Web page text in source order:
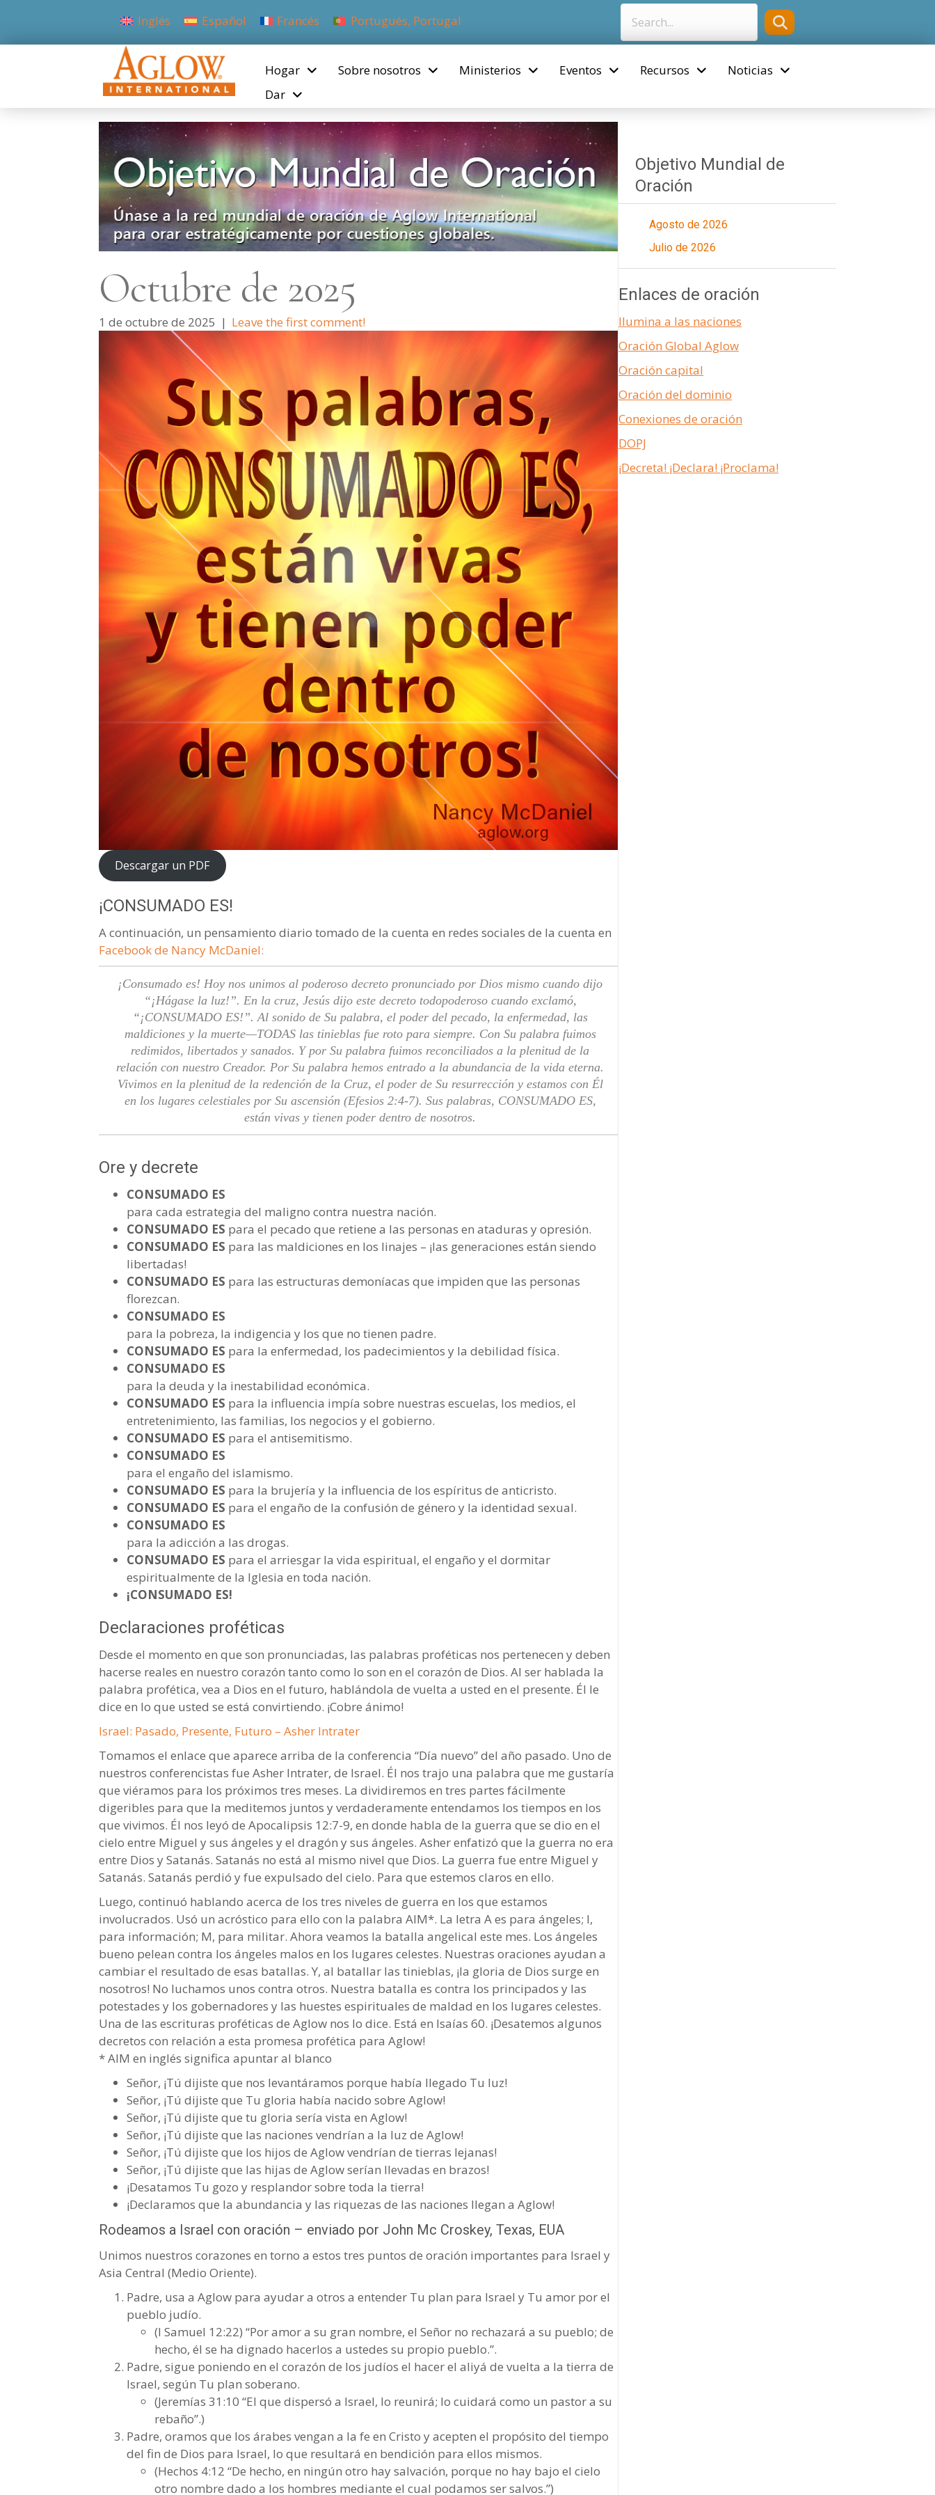
Inglés Español Francés Portugués, Portugal
Hogar Sobre nosotros Ministerios Eventos Recursos
Noticias
Dar
Octubre de 2025
1 de octubre de 2025 | Leave the first comment!
Descargar un PDF
¡CONSUMADO ES!
A continuación, un pensamiento diario tomado de la cuenta en redes sociales de la cuenta en
Facebook de Nancy McDaniel:
¡Consumado es! Hoy nos unimos al poderoso decreto pronunciado por Dios mismo cuando dijo
“¡Hágase la luz!”. En la cruz, Jesús dijo este decreto todopoderoso cuando exclamó,
“¡CONSUMADO ES!”. Al sonido de Su palabra, el poder del pecado, la enfermedad, las
maldiciones y la muerte—TODAS las tinieblas fue roto para siempre. Con Su palabra fuimos
redimidos, libertados y sanados. Y por Su palabra fuimos reconciliados a la plenitud de la
relación con nuestro Creador. Por Su palabra hemos entrado a la abundancia de la vida eterna.
Vivimos en la plenitud de la redención de la Cruz, el poder de Su resurrección y estamos con Él
en los lugares celestiales por Su ascensión (Efesios 2:4-7). Sus palabras, CONSUMADO ES,
están vivas y tienen poder dentro de nosotros.
Ore y decrete
CONSUMADO ES
para cada estrategia del maligno contra nuestra nación.
CONSUMADO ES para el pecado que retiene a las personas en ataduras y opresión.
CONSUMADO ES para las maldiciones en los linajes – ¡las generaciones están siendo
libertadas!
CONSUMADO ES para las estructuras demoníacas que impiden que las personas
florezcan.
CONSUMADO ES
para la pobreza, la indigencia y los que no tienen padre.
CONSUMADO ES para la enfermedad, los padecimientos y la debilidad física.
CONSUMADO ES
para la deuda y la inestabilidad económica.
CONSUMADO ES para la influencia impía sobre nuestras escuelas, los medios, el
entretenimiento, las familias, los negocios y el gobierno.
CONSUMADO ES para el antisemitismo.
CONSUMADO ES
para el engaño del islamismo.
CONSUMADO ES para la brujería y la influencia de los espíritus de anticristo.
CONSUMADO ES para el engaño de la confusión de género y la identidad sexual.
CONSUMADO ES
para la adicción a las drogas.
CONSUMADO ES para el arriesgar la vida espiritual, el engaño y el dormitar
espiritualmente de la Iglesia en toda nación.
¡CONSUMADO ES!
Declaraciones proféticas
Desde el momento en que son pronunciadas, las palabras proféticas nos pertenecen y deben
hacerse reales en nuestro corazón tanto como lo son en el corazón de Dios. Al ser hablada la
palabra profética, vea a Dios en el futuro, hablándola de vuelta a usted en el presente. Él le
dice en lo que usted se está convirtiendo. ¡Cobre ánimo!
Israel: Pasado, Presente, Futuro – Asher Intrater
Tomamos el enlace que aparece arriba de la conferencia “Día nuevo” del año pasado. Uno de
nuestros conferencistas fue Asher Intrater, de Israel. Él nos trajo una palabra que me gustaría
que viéramos para los próximos tres meses. La dividiremos en tres partes fácilmente
digeribles para que la meditemos juntos y verdaderamente entendamos los tiempos en los
que vivimos. Él nos leyó de Apocalipsis 12:7-9, en donde habla de la guerra que se dio en el
cielo entre Miguel y sus ángeles y el dragón y sus ángeles. Asher enfatizó que la guerra no era
entre Dios y Satanás. Satanás no está al mismo nivel que Dios. La guerra fue entre Miguel y
Satanás. Satanás perdió y fue expulsado del cielo. Para que estemos claros en ello.
Luego, continuó hablando acerca de los tres niveles de guerra en los que estamos
involucrados. Usó un acróstico para ello con la palabra AIM*. La letra A es para ángeles; I,
para información; M, para militar. Ahora veamos la batalla angelical este mes. Los ángeles
bueno pelean contra los ángeles malos en los lugares celestes. Nuestras oraciones ayudan a
cambiar el resultado de esas batallas. Y, al batallar las tinieblas, ¡la gloria de Dios surge en
nosotros! No luchamos unos contra otros. Nuestra batalla es contra los principados y las
potestades y los gobernadores y las huestes espirituales de maldad en los lugares celestes.
Una de las escrituras proféticas de Aglow nos lo dice. Está en Isaías 60. ¡Desatemos algunos
decretos con relación a esta promesa profética para Aglow!
* AIM en inglés significa apuntar al blanco
Señor, ¡Tú dijiste que nos levantáramos porque había llegado Tu luz!
Señor, ¡Tú dijiste que Tu gloria había nacido sobre Aglow!
Señor, ¡Tú dijiste que tu gloria sería vista en Aglow!
Señor, ¡Tú dijiste que las naciones vendrían a la luz de Aglow!
Señor, ¡Tú dijiste que los hijos de Aglow vendrían de tierras lejanas!
Señor, ¡Tú dijiste que las hijas de Aglow serían llevadas en brazos!
¡Desatamos Tu gozo y resplandor sobre toda la tierra!
¡Declaramos que la abundancia y las riquezas de las naciones llegan a Aglow!
Rodeamos a Israel con oración – enviado por John Mc Croskey, Texas, EUA
Unimos nuestros corazones en torno a estos tres puntos de oración importantes para Israel y
Asia Central (Medio Oriente).
Padre, usa a Aglow para ayudar a otros a entender Tu plan para Israel y Tu amor por el
pueblo judío.
(I Samuel 12:22) “Por amor a su gran nombre, el Señor no rechazará a su pueblo; de
hecho, él se ha dignado hacerlos a ustedes su propio pueblo.”.
Padre, sigue poniendo en el corazón de los judíos el hacer el aliyá de vuelta a la tierra de
Israel, según Tu plan soberano.
(Jeremías 31:10 “El que dispersó a Israel, lo reunirá; lo cuidará como un pastor a su
rebaño”.)
Padre, oramos que los árabes vengan a la fe en Cristo y acepten el propósito del tiempo
del fin de Dios para Israel, lo que resultará en bendición para ellos mismos.
(Hechos 4:12 “De hecho, en ningún otro hay salvación, porque no hay bajo el cielo
otro nombre dado a los hombres mediante el cual podamos ser salvos.”)
Objetivo Mundial de
Oración
Agosto de 2026
Julio de 2026
Enlaces de oración
Ilumina a las naciones
Oración Global Aglow
Oración capital
Oración del dominio
Conexiones de oración
DOPJ
¡Decreta! ¡Declara! ¡Proclama!